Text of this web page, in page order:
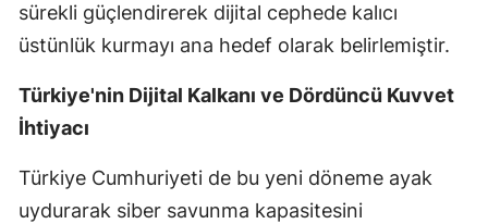
Kars
sürekli güçlendirerek dijital cephede kalıcı
üstünlük kurmayı ana hedef olarak belirlemiştir.
Türkiye'nin Dijital Kalkanı ve Dördüncü Kuvvet
İhtiyacı
Türkiye Cumhuriyeti de bu yeni döneme ayak
uydurarak siber savunma kapasitesini